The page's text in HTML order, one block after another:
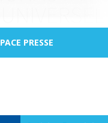
PRESSE